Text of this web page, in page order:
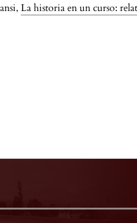
La historia en un curso: